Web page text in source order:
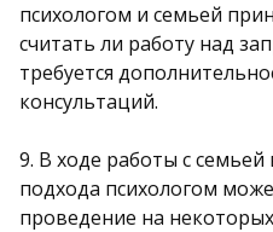
психологом и семьей
считать ли работу над
требуется
консультаций.
9. В ходе работы с семьей
подхода психологом
проведение на